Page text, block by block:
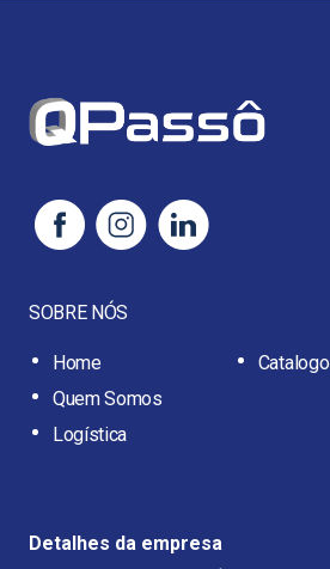
SOBRE NÓS
Home
Quem Somos
Logística
Catalogo
Detalhes da empresa